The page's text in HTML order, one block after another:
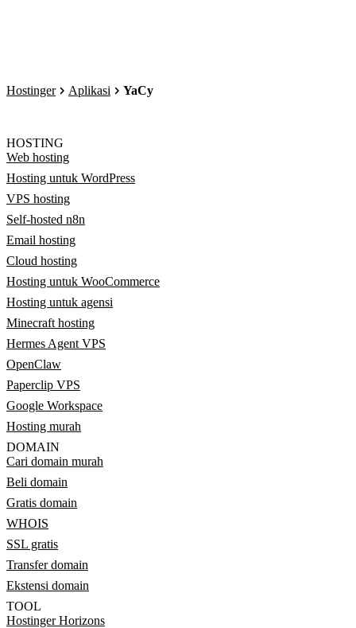
Hostinger Aplikasi YaCy
HOSTING
Web hosting
Hosting untuk WordPress
VPS hosting
Self-hosted n8n
Email hosting
Cloud hosting
Hosting untuk WooCommerce
Hosting untuk agensi
Minecraft hosting
Hermes Agent VPS
OpenClaw
Paperclip VPS
Google Workspace
Hosting murah
DOMAIN
Cari domain murah
Beli domain
Gratis domain
WHOIS
SSL gratis
Transfer domain
Ekstensi domain
TOOL
Hostinger Horizons